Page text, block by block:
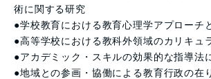
術に関する研究
●学校教育における教育心理学アプローチ
●高等学校における教科外領域のカリキュ
●アカデミック・スキルの効果的な指導法
●地域との参画・協働による教育行政の在